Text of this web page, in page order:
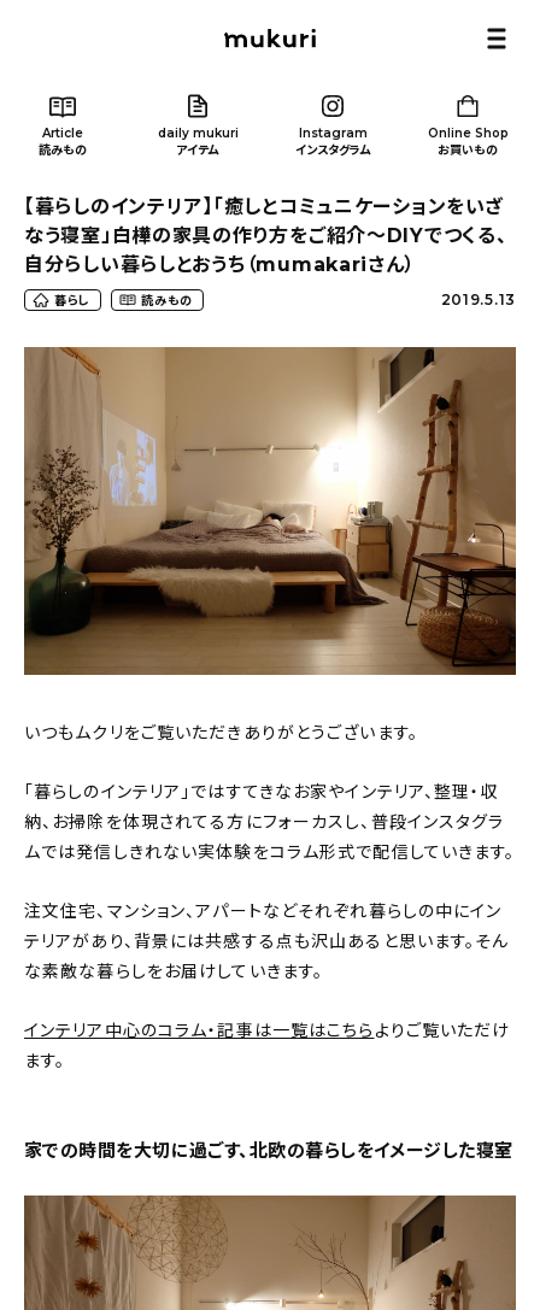
Article
読みもの
daily mukuri
アイテム
Instagram
インスタグラム
Online Shop
お買いもの
新着記事
人気の記事
おすすめの記事
コラム
収納/掃除
daily mukuri/ アイテム
カテゴリー一覧
人気の記事
おすすめの記事
インテリア
【暮らしのインテリア】「癒しとコミュニケーションをいざ
なう寝室」白樺の家具の作り方をご紹介～DIYでつくる、
自分らしい暮らしとおうち（mumakariさん）
暮らし 読みもの 2019.5.13
いつもムクリをご覧いただきありがとうございます。
「暮らしのインテリア」ではすてきなお家やインテリア、整理・収
納、お掃除を体現されてる方にフォーカスし、普段インスタグラ
ムでは発信しきれない実体験をコラム形式で配信していきます。
注文住宅、マンション、アパートなどそれぞれ暮らしの中にイン
テリアがあり、背景には共感する点も沢山あると思います。そん
な素敵な暮らしをお届けしていきます。
インテリア中心のコラム・記事は一覧はこちら よりご覧いただけ
ます。
家での時間を大切に過ごす、北欧の暮らしをイメージした寝室